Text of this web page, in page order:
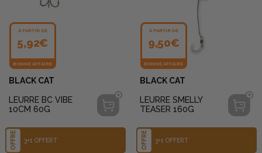
À PARTIR DE
5,92€
BONNE AFFAIRE
BLACK CAT
LEURRE BC VIBE
10CM 60G
OFFRE 3+1 OFFERT
À PARTIR DE
9,50€
BONNE AFFAIRE
BLACK CAT
LEURRE SMELLY
TEASER 160G
OFFRE 3+1 OFFERT